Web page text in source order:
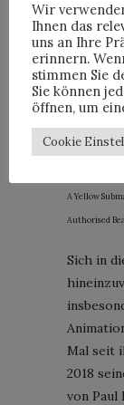
A Yellow
Authorised
Sich in
Mal seit
2018
von Paul
Wir
Ihnen das
uns an Ihre
erinnern.
stimmen Sie
Sie können
öffnen, um
Cookie